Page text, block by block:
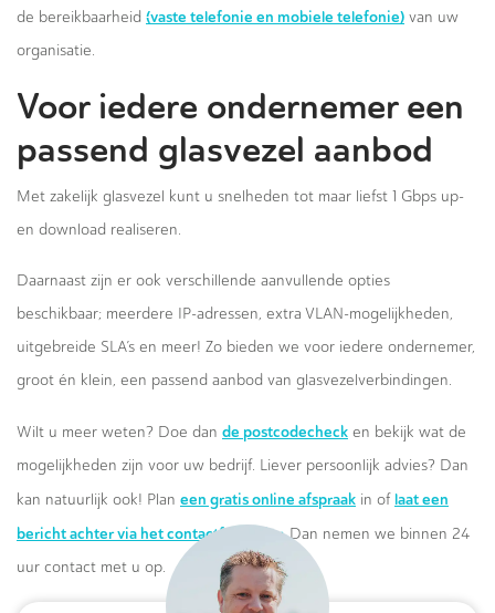
de bereikbaarheid (vaste telefonie en mobiele telefonie) van uw
organisatie.
Voor iedere ondernemer een
passend glasvezel aanbod
Met zakelijk glasvezel kunt u snelheden tot maar liefst 1 Gbps up-
en download realiseren.
Daarnaast zijn er ook verschillende aanvullende opties
beschikbaar; meerdere IP-adressen, extra VLAN-mogelijkheden,
uitgebreide SLA’s en meer! Zo bieden we voor iedere ondernemer,
groot én klein, een passend aanbod van glasvezelverbindingen.
Wilt u meer weten? Doe dan de postcodecheck en bekijk wat de
mogelijkheden zijn voor uw bedrijf. Liever persoonlijk advies? Dan
kan natuurlijk ook! Plan een gratis online afspraak in of laat een
bericht achter via het contactformulier.Dan nemen we binnen 24
uur contact met u op.